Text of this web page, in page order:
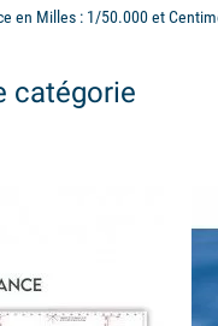
en Milles : 1/50.000 et
catégorie